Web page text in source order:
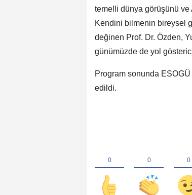
temelli dünya görüşünü ve
Kendini bilmenin bireysel
değinen Prof. Dr. Özden,
günümüzde de yol gösterici
Program sonunda
edildi.